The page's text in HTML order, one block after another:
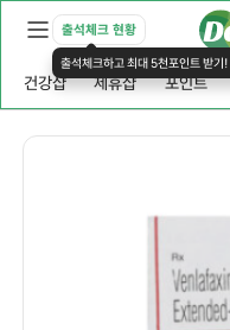
출석체크 현황
출석체크하고 최대 5천포인트 받기!
건강샵 제휴샵 포인트